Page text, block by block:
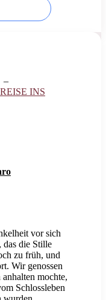
–
INS
vor sich
das die Stille
zu früh, und
Wir genossen
mochte,
Schlossleben